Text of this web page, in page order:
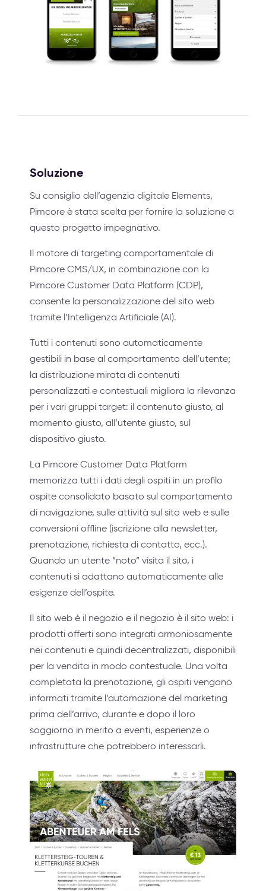
Soluzione
Su consiglio dell’agenzia digitale Elements,
Pimcore è stata scelta per fornire la soluzione a
questo progetto impegnativo.
Il motore di targeting comportamentale di
Pimcore CMS/UX, in combinazione con la
Pimcore Customer Data Platform (CDP),
consente la personalizzazione del sito web
tramite l’Intelligenza Artificiale (AI).
Tutti i contenuti sono automaticamente
gestibili in base al comportamento dell’utente;
la distribuzione mirata di contenuti
personalizzati e contestuali migliora la rilevanza
per i vari gruppi target: il contenuto giusto, al
momento giusto, all’utente giusto, sul
dispositivo giusto.
La Pimcore Customer Data Platform
memorizza tutti i dati degli ospiti in un profilo
ospite consolidato basato sul comportamento
di navigazione, sulle attività sul sito web e sulle
conversioni offline (iscrizione alla newsletter,
prenotazione, richiesta di contatto, ecc.).
Quando un utente “noto” visita il sito, i
contenuti si adattano automaticamente alle
esigenze dell’ospite.
Il sito web è il negozio e il negozio è il sito web: i
prodotti offerti sono integrati armoniosamente
nei contenuti e quindi decentralizzati, disponibili
per la vendita in modo contestuale. Una volta
completata la prenotazione, gli ospiti vengono
informati tramite l’automazione del marketing
prima dell’arrivo, durante e dopo il loro
soggiorno in merito a eventi, esperienze o
infrastrutture che potrebbero interessarli.